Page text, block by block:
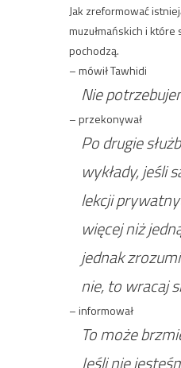
Jak zreformować
muzułmańskich i
pochodzą.
– mówił Tawhidi
Nie
– przekonywał
Po drugie
wykłady, jeśli
lekcji
więcej niż
jednak
nie, to wracaj
– informował
To może
Jeśli nie